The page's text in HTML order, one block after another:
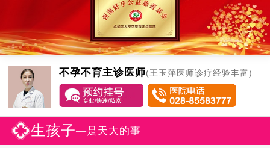
不孕不育主诊医师(王玉萍医师诊疗经验丰富)
生孩子—是天大的事